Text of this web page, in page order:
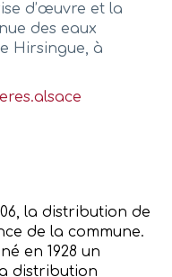
d’œuvre et la
des eaux
Hirsingue, à
la distribution de
de la commune.
en 1928 un
distribution